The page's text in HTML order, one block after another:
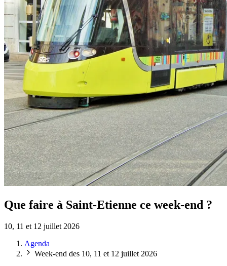
Que faire à Saint-Etienne ce week-end ?
10, 11 et 12 juillet 2026
Agenda
Week-end des 10, 11 et 12 juillet 2026